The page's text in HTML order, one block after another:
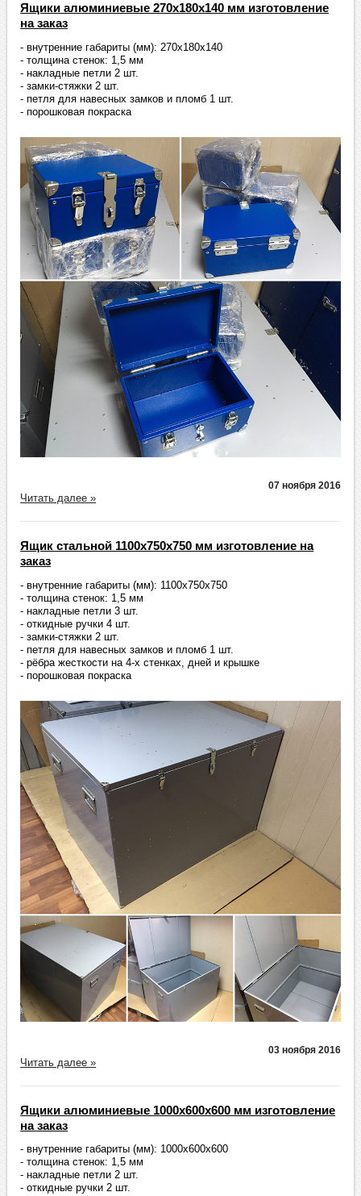
Ящики алюминиевые 270х180х140 мм изготовление
на заказ
- внутренние габариты (мм): 270х180х140
- толщина стенок: 1,5 мм
- накладные петли 2 шт.
- замки-стяжки 2 шт.
- петля для навесных замков и пломб 1 шт.
- порошковая покраска
07 ноября 2016
Читать далее »
Ящик стальной 1100х750х750 мм изготовление на
заказ
- внутренние габариты (мм): 1100х750х750
- толщина стенок: 1,5 мм
- накладные петли 3 шт.
- откидные ручки 4 шт.
- замки-стяжки 2 шт.
- петля для навесных замков и пломб 1 шт.
- рёбра жесткости на 4-х стенках, дней и крышке
- порошковая покраска
03 ноября 2016
Читать далее »
Ящики алюминиевые 1000х600х600 мм изготовление
на заказ
- внутренние габариты (мм): 1000х600х600
- толщина стенок: 1,5 мм
- накладные петли 2 шт.
- откидные ручки 2 шт.